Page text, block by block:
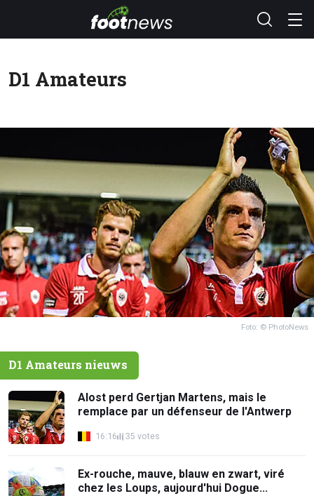
D1 Amateurs
Foto: © PhotoNews
D1 Amateurs nieuws
Alost perd Gertjan Martens, mais le
remplace par un défenseur de l'Antwerp
16:16 35 votes
Ex-rouche, mauve, blauw en zwart, viré
chez les Loups, aujourd'hui Dogue...